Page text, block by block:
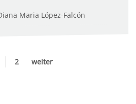
Maria López-Falcón
2 weiter